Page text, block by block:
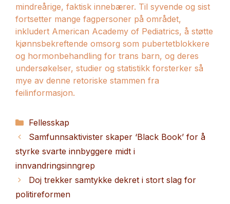
mindreårige, faktisk innebærer. Til syvende og sist
fortsetter mange fagpersoner på området,
inkludert American Academy of Pediatrics, å støtte
kjønnsbekreftende omsorg som pubertetblokkere
og hormonbehandling for trans barn, og deres
undersøkelser, studier og statistikk forsterker så
mye av denne retoriske stammen fra
feilinformasjon.
Kategorier
Fellesskap
Samfunnsaktivister skaper ‘Black Book’ for å
styrke svarte innbyggere midt i
innvandringsinngrep
Doj trekker samtykke dekret i stort slag for
politireformen